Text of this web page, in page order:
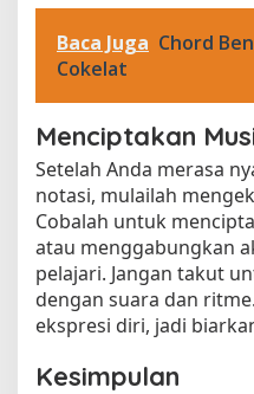
Baca Juga Chord
Cokelat
Menciptakan
Setelah Anda merasa
notasi, mulailah
Cobalah untuk
atau menggabungkan
pelajari. Jangan takut
dengan suara dan
ekspresi diri, jadi
Kesimpulan